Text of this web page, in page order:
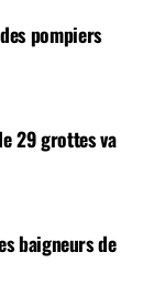
pompiers
29 grottes va
baigneurs de